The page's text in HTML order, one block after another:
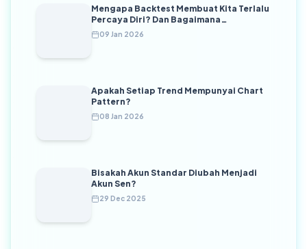
Mengapa Backtest Membuat Kita Terlalu
Percaya Diri? Dan Bagaimana
Mengendalikannya
09 Jan 2026
Apakah Setiap Trend Mempunyai Chart
Pattern?
08 Jan 2026
Bisakah Akun Standar Diubah Menjadi
Akun Sen?
29 Dec 2025